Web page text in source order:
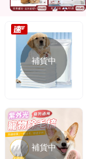
補貨中
補貨中